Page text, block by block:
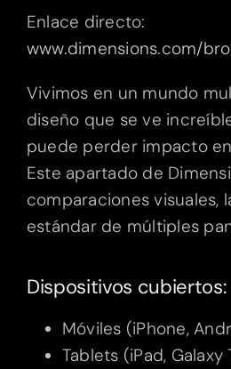
Enlace directo:
www.dimensions.com/
Vivimos en un mundo
diseño que se ve
puede perder impacto
Este apartado de
comparaciones visuales,
estándar de múltiples
Dispositivos cubiertos:
Móviles (iPhone,
Tablets (iPad, Galaxy